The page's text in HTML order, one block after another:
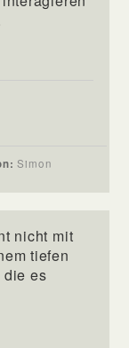
Simon
nicht mit
tiefen
die es